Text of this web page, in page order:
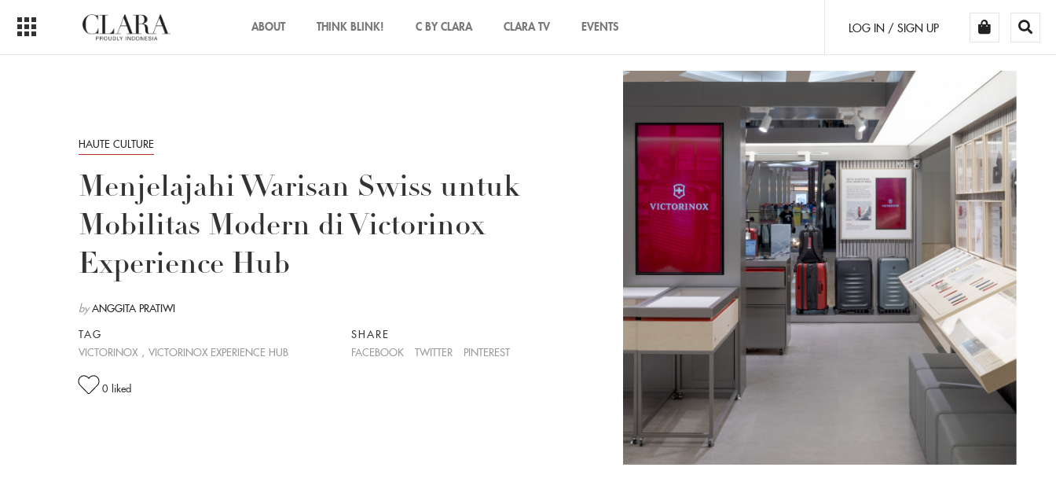
ABOUT THINK BLINK! C BY CLARA CLARA TV EVENTS LOG IN / SIGN UP
HAUTE CULTURE
Menjelajahi Warisan Swiss untuk
Mobilitas Modern di Victorinox
Experience Hub
by ANGGITA PRATIWI
TAG
VICTORINOX , VICTORINOX EXPERIENCE HUB
SHARE
FACEBOOK
TWITTER PINTEREST
0 liked